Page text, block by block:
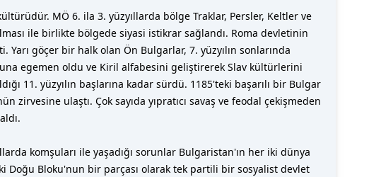
MÖ 6. ila 3. yüzyıllarda bölge Traklar, Persler, Keltler ve
ile birlikte bölgede siyasi istikrar sağlandı. Roma devletinin
göçer bir halk olan Ön Bulgarlar, 7. yüzyılın sonlarında
egemen oldu ve Kiril alfabesini geliştirerek Slav kültürlerini
11. yüzyılın başlarına kadar sürdü. 1185'teki başarılı bir Bulgar
ulaştı. Çok sayıda yıpratıcı savaş ve feodal çekişmeden
komşuları ile yaşadığı sorunlar Bulgaristan'ın her iki dünya
Doğu Bloku'nun bir parçası olarak tek partili bir sosyalist devlet